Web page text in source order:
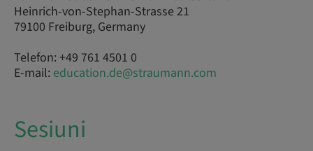
Heinrich-von-Stephan-Strasse 21
79100 Freiburg, Germany
Telefon: +49 761 4501 0
E-mail: education.de@straumann.com
Sesiuni